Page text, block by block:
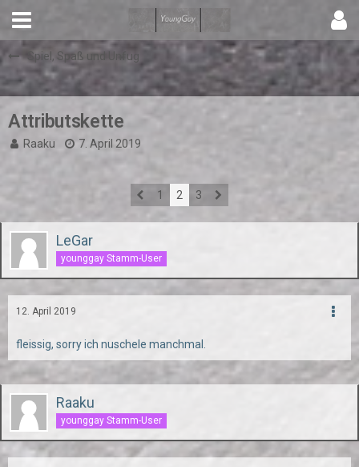
Spiel, Spaß und Unfug
Attributskette
Raaku 7. April 2019
1 2 3
LeGar
younggay Stamm-User
12. April 2019
fleissig, sorry ich nuschele manchmal.
Raaku
younggay Stamm-User